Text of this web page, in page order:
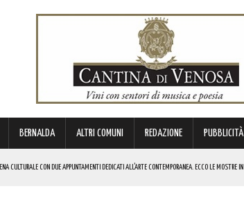
BERNALDA ALTRI COMUNI REDAZIONE PUBBLICITÀ
CULTURALE CON DUE APPUNTAMENTI DEDICATI ALL’ARTE CONTEMPORANEA. ECCO LE MOSTRE IN